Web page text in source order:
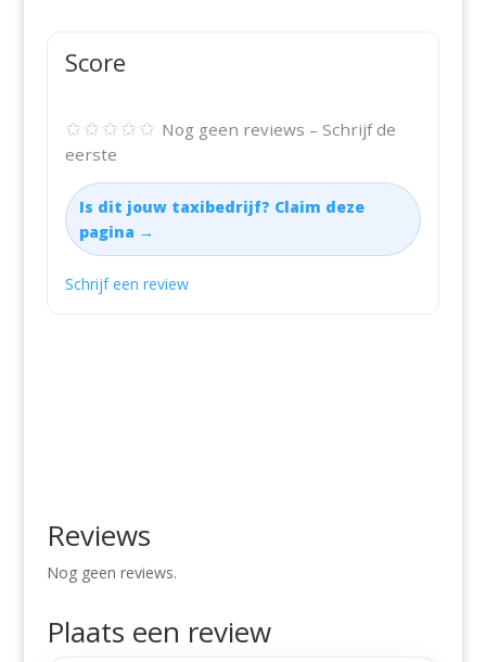
Score
✩✩✩✩✩ Nog geen reviews – Schrijf de
eerste
Is dit jouw taxibedrijf? Claim deze
pagina →
Schrijf een review
Reviews
Nog geen reviews.
Plaats een review